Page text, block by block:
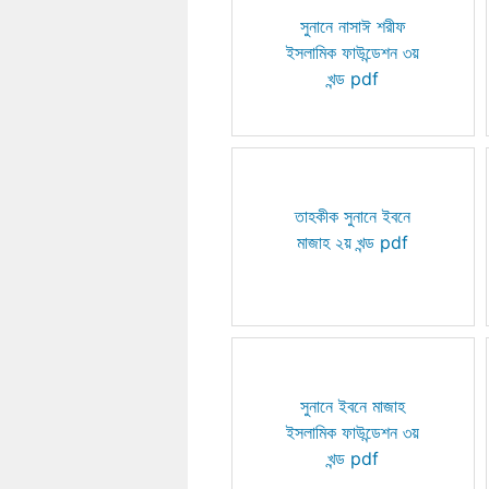
সুনানে নাসাঈ শরীফ
ইসলামিক ফাউন্ডেশন ৩য়
খন্ড pdf
তাহকীক সুনানে ইবনে
মাজাহ ২য় খন্ড pdf
সুনানে ইবনে মাজাহ
ইসলামিক ফাউন্ডেশন ৩য়
খন্ড pdf